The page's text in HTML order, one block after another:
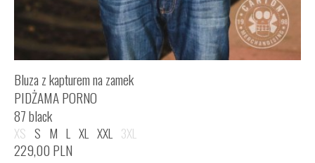
Bluza z kapturem na zamek
PIDŻAMA PORNO
87 black
XS S M L XL XXL 3XL
229,00 PLN